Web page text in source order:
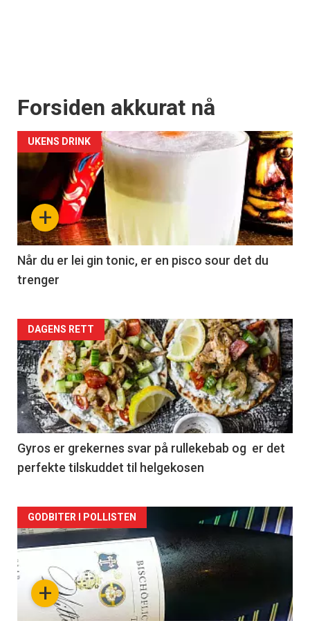
Forsiden akkurat nå
+
UKENS DRINK
Når du er lei gin tonic, er en pisco sour det du
trenger
Forsiden
akkurat
nå
-
2
DAGENS RETT
Gyros er grekernes svar på rullekebab og er det
perfekte tilskuddet til helgekosen
Forsiden
akkurat
nå+
GODBITER I POLLISTEN